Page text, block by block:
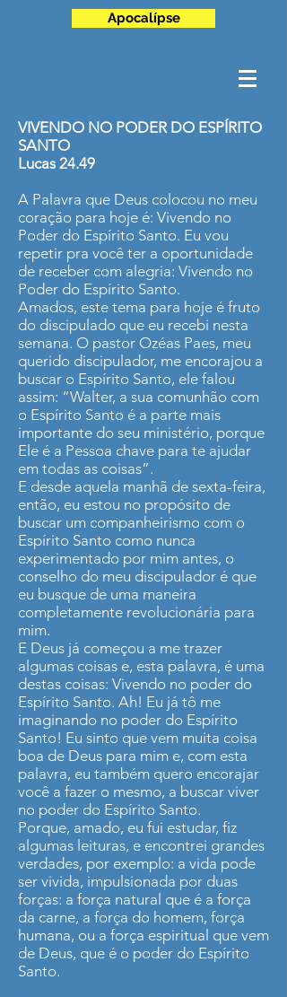
Apocalípse
VIVENDO NO PODER DO ESPÍRITO
SANTO
Lucas 24.49
A Palavra que Deus colocou no meu
coração para hoje é: Vivendo no
Poder do Espírito Santo. Eu vou
repetir pra você ter a oportunidade
de receber com alegria: Vivendo no
Poder do Espírito Santo.
Amados, este tema para hoje é fruto
do discipulado que eu recebi nesta
semana. O pastor Ozéas Paes, meu
querido discipulador, me encorajou a
buscar o Espírito Santo, ele falou
assim: “Walter, a sua comunhão com
o Espírito Santo é a parte mais
importante do seu ministério, porque
Ele é a Pessoa chave para te ajudar
em todas as coisas”.
E desde aquela manhã de sexta-feira,
então, eu estou no propósito de
buscar um companheirismo com o
Espírito Santo como nunca
experimentado por mim antes, o
conselho do meu discipulador é que
eu busque de uma maneira
completamente revolucionária para
mim.
E Deus já começou a me trazer
algumas coisas e, esta palavra, é uma
destas coisas: Vivendo no poder do
Espírito Santo. Ah! Eu já tô me
imaginando no poder do Espírito
Santo! Eu sinto que vem muita coisa
boa de Deus para mim e, com esta
palavra, eu também quero encorajar
você a fazer o mesmo, a buscar viver
no poder do Espírito Santo.
Porque, amado, eu fui estudar, fiz
algumas leituras, e encontrei grandes
verdades, por exemplo: a vida pode
ser vivida, impulsionada por duas
forças: a força natural que é a força
da carne, a força do homem, força
humana, ou a força espiritual que vem
de Deus, que é o poder do Espírito
Santo.